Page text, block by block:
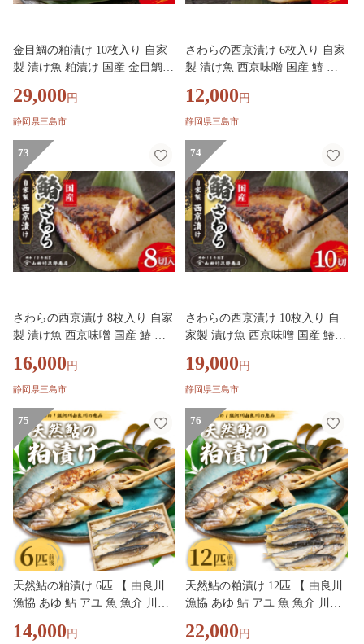
金目鯛の粕漬け 10枚入り 自家
製 漬け魚 粕漬け 国産 金目鯛
魚 魚介類 贅沢 おかず 惣菜 和
風総菜 お取り寄せ 母の日 父の
ギフト 贈答用 贈り物 三島ブラ
ンド 老舗 魚屋 山田竹次郎商店
三島市 静岡県
29,000 円
静岡県三島市
さわらの西京漬け 6枚入り 自家
製 漬け魚 西京味噌 国産 鰆 さ
冷凍 海産物 魚 魚介類 贅沢 お
かず 惣菜 和風総菜 お取り寄せ
プレゼント ギフト 贈答用 贈り
物 三島ブランド 老舗 魚屋 山田
竹次郎商店 三島市 静岡県
12,000 円
静岡県三島市
73
さわらの西京漬け 8枚入り 自家
製 漬け魚 西京味噌 国産 鰆 さ
冷凍 海産物 魚 魚介類 贅沢 お
かず 惣菜 和風総菜 お取り寄せ
プレゼント ギフト 贈答用 贈り
物 三島ブランド 老舗 魚屋 山田
竹次郎商店 三島市 静岡県
16,000 円
静岡県三島市
74
さわらの西京漬け 10枚入り 自
家製 漬け魚 西京味噌 国産 鰆
そ 冷凍 海産物 魚 魚介類 贅沢
おかず 惣菜 和風総菜 お取り寄
日 プレゼント ギフト 贈答用 贈
り物 三島ブランド 老舗 魚屋 山
田竹次郎商店 三島市 静岡県
19,000 円
静岡県三島市
75
天然鮎の粕漬け 6匹 【 由良川
漁協 あゆ 鮎 アユ 魚 魚介 川魚
大人 贅沢 おつまみ 酒の肴 珍味
14,000 円
76
天然鮎の粕漬け 12匹 【 由良川
漁協 あゆ 鮎 アユ 魚 魚介 川魚
大人 贅沢 おつまみ 酒の肴 珍味
22,000 円